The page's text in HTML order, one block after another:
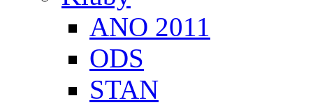
ANO 2011
ODS
STAN